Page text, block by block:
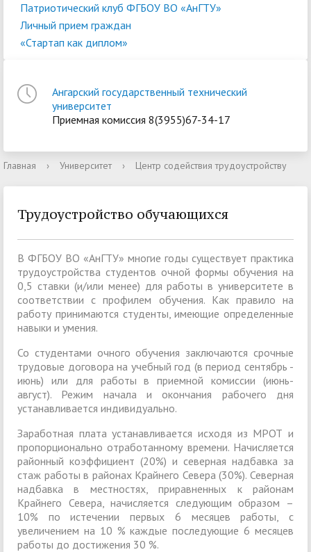
Патриотический клуб ФГБОУ ВО «АнГТУ»
Личный прием граждан
«Стартап как диплом»
Ангарский государственный технический
университет
Приемная комиссия 8(3955)67-34-17
Главная › Университет › Центр содействия трудоустройству
Трудоустройство обучающихся
В ФГБОУ ВО «АнГТУ» многие годы существует практика
трудоустройства студентов очной формы обучения на
0,5 ставки (и/или менее) для работы в университете в
соответствии с профилем обучения. Как правило на
работу принимаются студенты, имеющие определенные
навыки и умения.
Со студентами очного обучения заключаются срочные
трудовые договора на учебный год (в период сентябрь -
июнь) или для работы в приемной комиссии (июнь-
август). Режим начала и окончания рабочего дня
устанавливается индивидуально.
Заработная плата устанавливается исходя из МРОТ и
пропорционально отработанному времени. Начисляется
районный коэффициент (20%) и северная надбавка за
стаж работы в районах Крайнего Севера (30%). Северная
надбавка в местностях, приравненных к районам
Крайнего Севера, начисляется следующим образом –
10% по истечении первых 6 месяцев работы, с
увеличением на 10 % каждые последующие 6 месяцев
работы до достижения 30 %.